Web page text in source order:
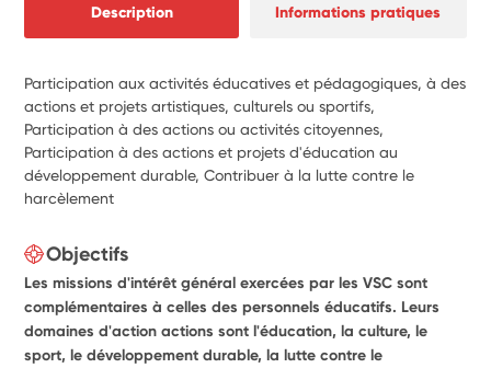
Description Informations pratiques
Participation aux activités éducatives et pédagogiques, à des
actions et projets artistiques, culturels ou sportifs,
Participation à des actions ou activités citoyennes,
Participation à des actions et projets d'éducation au
développement durable, Contribuer à la lutte contre le
harcèlement
Objectifs
Les missions d'intérêt général exercées par les VSC sont
complémentaires à celles des personnels éducatifs. Leurs
domaines d'action actions sont l'éducation, la culture, le
sport, le développement durable, la lutte contre le